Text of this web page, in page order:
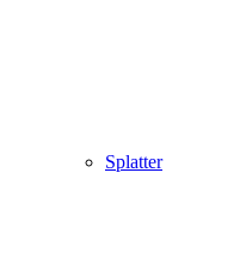
Splatter